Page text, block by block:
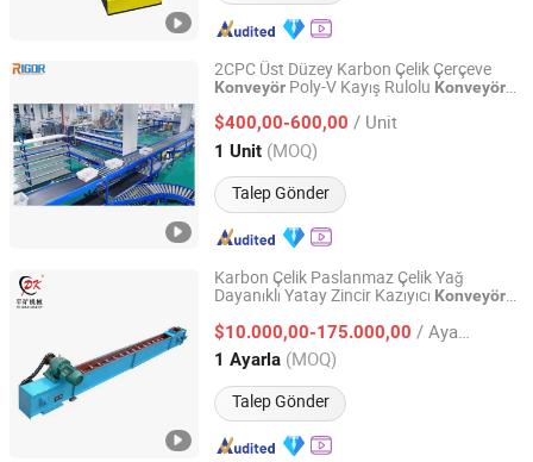
2CPC Üst Düzey Karbon Çelik Çerçeve
Konveyör Poly-V Kayış Rulolu Konveyör
$400,00-600,00 / Unit
1 Unit (MOQ)
Talep Gönder
Zhejiang Rigor Logistics Technology Co., Ltd.
Zhejiang, China Fiyat 2024
Karbon Çelik Paslanmaz Çelik Yağ
Dayanıklı Yatay Zincir Kazıyıcı Konveyör
$10.000,00-175.000,00 / Ayarla
1 Ayarla (MOQ)
Talep Gönder
Henan Pingyuan Mining Machinery Co., Ltd.
Henan, China Fiyat 2010